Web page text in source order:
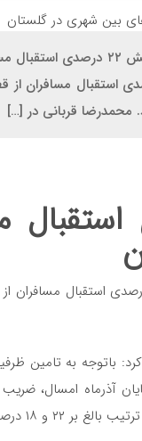
مدیر کل راه آهن شمال شرق ۲
قربانی در […]
درصدی
کرد: باتوجه به تامین
مردم استان از ابتدای ۹۷ تا
رشد داشته است.